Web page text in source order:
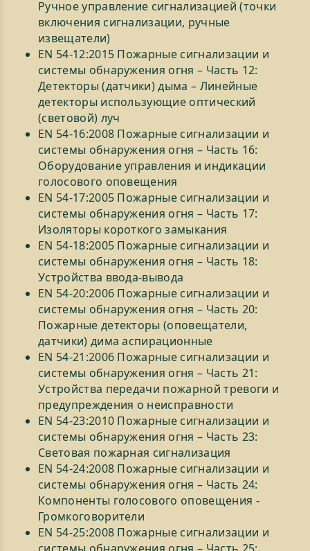
Ручное управление сигнализацией (точки
включения сигнализации, ручные
извещатели)
EN 54-12:2015 Пожарные сигнализации и
системы обнаружения огня – Часть 12:
Детекторы (датчики) дыма – Линейные
детекторы использующие оптический
(световой) луч
EN 54-16:2008 Пожарные сигнализации и
системы обнаружения огня – Часть 16:
Оборудование управления и индикации
голосового оповещения
EN 54-17:2005 Пожарные сигнализации и
системы обнаружения огня – Часть 17:
Изоляторы короткого замыкания
EN 54-18:2005 Пожарные сигнализации и
системы обнаружения огня – Часть 18:
Устройства ввода-вывода
EN 54-20:2006 Пожарные сигнализации и
системы обнаружения огня – Часть 20:
Пожарные детекторы (оповещатели,
датчики) дима аспирационные
EN 54-21:2006 Пожарные сигнализации и
системы обнаружения огня – Часть 21:
Устройства передачи пожарной тревоги и
предупреждения о неисправности
EN 54-23:2010 Пожарные сигнализации и
системы обнаружения огня – Часть 23:
Световая пожарная сигнализация
EN 54-24:2008 Пожарные сигнализации и
системы обнаружения огня – Часть 24:
Компоненты голосового оповещения -
Громкоговорители
EN 54-25:2008 Пожарные сигнализации и
системы обнаружения огня – Часть 25: